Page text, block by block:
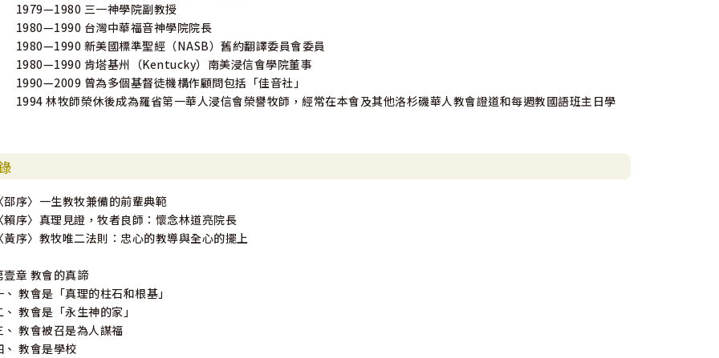
三一神學院副教授
台灣中華福音神學院院長
新美國標準聖經（NASB）舊約翻譯委員會委員
肯塔基州（Kentucky）南美浸信會學院董事
曾為多個基督徒機構作顧問包括「佳音社」
林牧師榮休後成為羅省第一華人浸信會榮譽牧師，經常在本會及其他洛杉磯華人教會證道和每週教國語班主日學
邵序〉一生教牧兼備的前輩典範
賴序〉真理見證，牧者良師：懷念林道亮院長
黃序〉教牧唯二法則：忠心的教導與全心的擺上
壹章 教會的真諦
、 教會是「真理的柱石和根基」
、 教會是「永生神的家」
、 教會被召是為人謀福
、 教會是學校